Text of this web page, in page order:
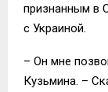
признанным в
с Украиной.
– Он мне
Кузьмина. –